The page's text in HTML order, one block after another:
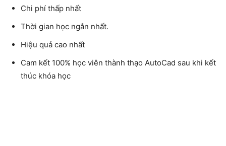
Chi phí thấp nhất
Thời gian học ngắn nhất.
Hiệu quả cao nhất
Cam kết 100% học viên thành thạo AutoCad sau khi kết
thúc khóa học